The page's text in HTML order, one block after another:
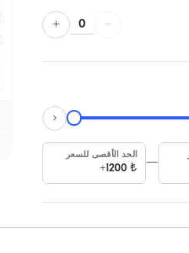
−
0
+
—
الحد الأقصى للسعر
₺
1200+